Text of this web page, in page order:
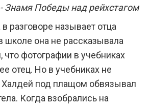
Знамя Победы над рейхстагом
разговоре называет отца
она не рассказывала
что фотографии в учебниках
отец. Но в учебниках не
Халдей под плащом обвязывал
Когда взобрались на